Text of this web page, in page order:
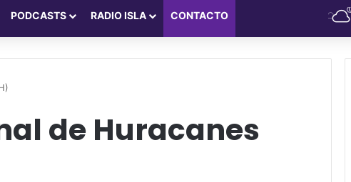
PODCASTS RADIO ISLA CONTACTO
de Huracanes